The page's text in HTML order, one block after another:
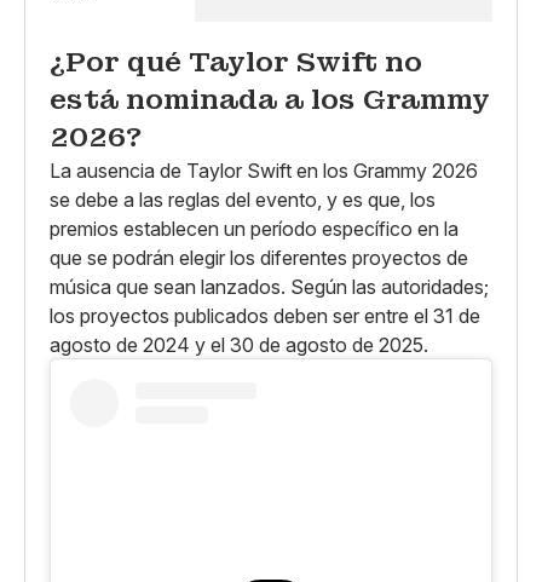
¿Por qué Taylor Swift no
está nominada a los Grammy
2026?
La ausencia de Taylor Swift en los Grammy 2026
se debe a las reglas del evento, y es que, los
premios establecen un período específico en la
que se podrán elegir los diferentes proyectos de
música que sean lanzados. Según las autoridades;
los proyectos publicados deben ser entre el 31 de
agosto de 2024 y el 30 de agosto de 2025.